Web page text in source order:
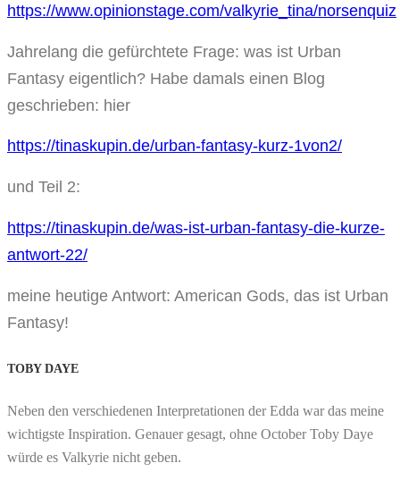
https://www.opinionstage.com/valkyrie_tina/norsenquiz
Jahrelang die gefürchtete Frage: was ist Urban
Fantasy eigentlich? Habe damals einen Blog
geschrieben: hier
https://tinaskupin.de/urban-fantasy-kurz-1von2/
und Teil 2:
https://tinaskupin.de/was-ist-urban-fantasy-die-kurze-
antwort-22/
meine heutige Antwort: American Gods, das ist Urban
Fantasy!
TOBY DAYE
Neben den verschiedenen Interpretationen der Edda war das meine
wichtigste Inspiration. Genauer gesagt, ohne October Toby Daye
würde es Valkyrie nicht geben.